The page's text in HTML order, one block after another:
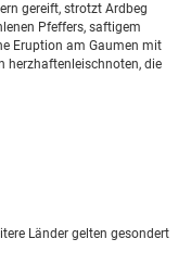
gereift, strotzt Ardbeg
Pfeffers, saftigem
Eruption am Gaumen mit
herzhaftenleischnoten, die
Länder gelten gesondert